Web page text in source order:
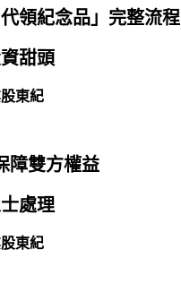
領紀念品」完整流程
甜頭
障雙方權益
處理